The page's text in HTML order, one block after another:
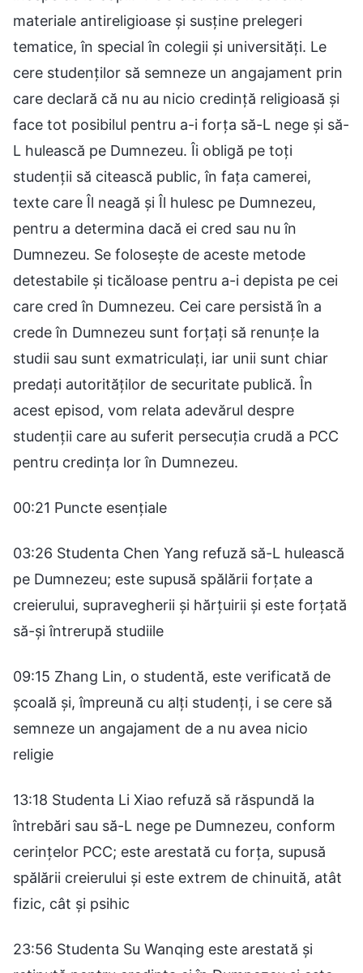
materiale antireligioase și susține prelegeri
tematice, în special în colegii și universități. Le
cere studenților să semneze un angajament prin
care declară că nu au nicio credință religioasă și
face tot posibilul pentru a-i forța să-L nege și să-
L hulească pe Dumnezeu. Îi obligă pe toți
studenții să citească public, în fața camerei,
texte care Îl neagă și Îl hulesc pe Dumnezeu,
pentru a determina dacă ei cred sau nu în
Dumnezeu. Se folosește de aceste metode
detestabile și ticăloase pentru a-i depista pe cei
care cred în Dumnezeu. Cei care persistă în a
crede în Dumnezeu sunt forțați să renunțe la
studii sau sunt exmatriculați, iar unii sunt chiar
predați autorităților de securitate publică. În
acest episod, vom relata adevărul despre
studenții care au suferit persecuția crudă a PCC
pentru credința lor în Dumnezeu.
00:21 Puncte esențiale
03:26 Studenta Chen Yang refuză să-L hulească
pe Dumnezeu; este supusă spălării forțate a
creierului, supravegherii și hărțuirii și este forțată
să-și întrerupă studiile
09:15 Zhang Lin, o studentă, este verificată de
școală și, împreună cu alți studenți, i se cere să
semneze un angajament de a nu avea nicio
religie
13:18 Studenta Li Xiao refuză să răspundă la
întrebări sau să-L nege pe Dumnezeu, conform
cerințelor PCC; este arestată cu forța, supusă
spălării creierului și este extrem de chinuită, atât
fizic, cât și psihic
23:56 Studenta Su Wanqing este arestată și